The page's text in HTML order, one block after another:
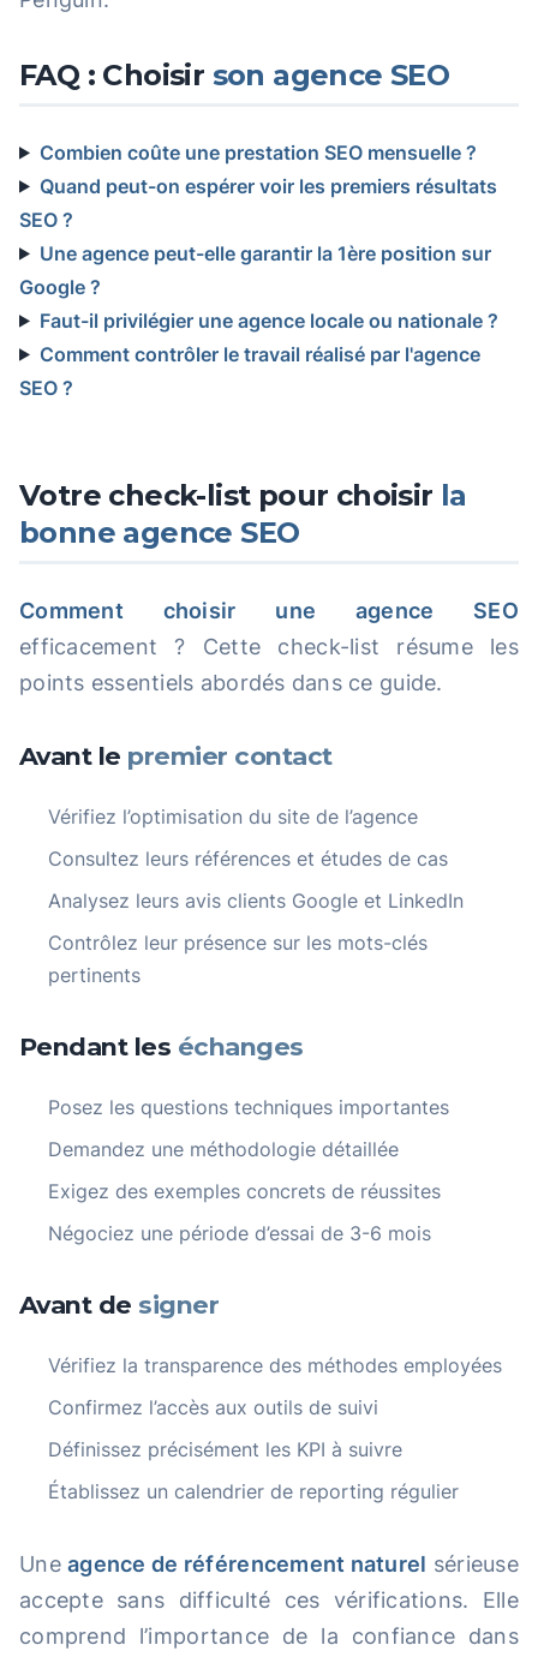
FAQ : Choisir son agence SEO
Combien coûte une prestation SEO mensuelle ?
Quand peut-on espérer voir les premiers résultats
SEO ?
Une agence peut-elle garantir la 1ère position sur
Google ?
Faut-il privilégier une agence locale ou nationale ?
Comment contrôler le travail réalisé par l'agence
SEO ?
Votre check-list pour choisir la
bonne agence SEO
Comment choisir une agence SEO
efficacement ? Cette check-list résume les
points essentiels abordés dans ce guide.
Avant le premier contact
Vérifiez l’optimisation du site de l’agence
Consultez leurs références et études de cas
Analysez leurs avis clients Google et LinkedIn
Contrôlez leur présence sur les mots-clés
pertinents
Pendant les échanges
Posez les questions techniques importantes
Demandez une méthodologie détaillée
Exigez des exemples concrets de réussites
Négociez une période d’essai de 3-6 mois
Avant de signer
Vérifiez la transparence des méthodes employées
Confirmez l’accès aux outils de suivi
Définissez précisément les KPI à suivre
Établissez un calendrier de reporting régulier
Uneagence de référencement naturel sérieuse
accepte sans difficulté ces vérifications. Elle
comprend l’importance de la confiance dans